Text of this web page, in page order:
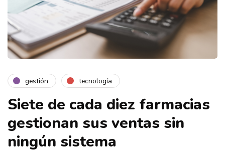
gestión tecnología
Siete de cada diez farmacias
gestionan sus ventas sin
ningún sistema